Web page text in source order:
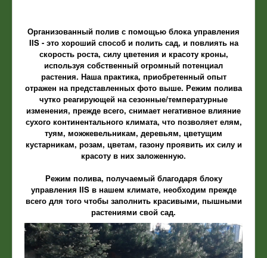
Организованный полив с помощью блока управления
IIS - это хороший способ и полить сад, и повлиять на
скорость роста, силу цветения и красоту кроны,
используя собственный огромный потенциал
растения. Наша практика, приобретенный опыт
отражен на представленных фото выше. Режим полива
чутко реагирующей на сезонные/температурные
изменения, прежде всего, снимает негативное влияние
сухого континентального климата, что позволяет елям,
туям, можжевельникам, деревьям, цветущим
кустарникам, розам, цветам, газону проявить их силу и
красоту в них заложенную.
Режим полива, получаемый благодаря блоку
управления IIS в нашем климате, необходим прежде
всего для того чтобы заполнить красивыми, пышными
растениями свой сад.